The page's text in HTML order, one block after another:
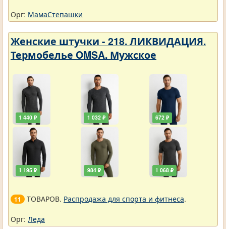
Орг: МамаСтепашки
Женские штучки - 218. ЛИКВИДАЦИЯ.
Термобелье OMSA. Мужское
1 440 ₽
1 195 ₽
1 032 ₽
984 ₽
672 ₽
1 068 ₽
11 ТОВАРОВ. Распродажа для спорта и фитнеса.
Орг: Леда